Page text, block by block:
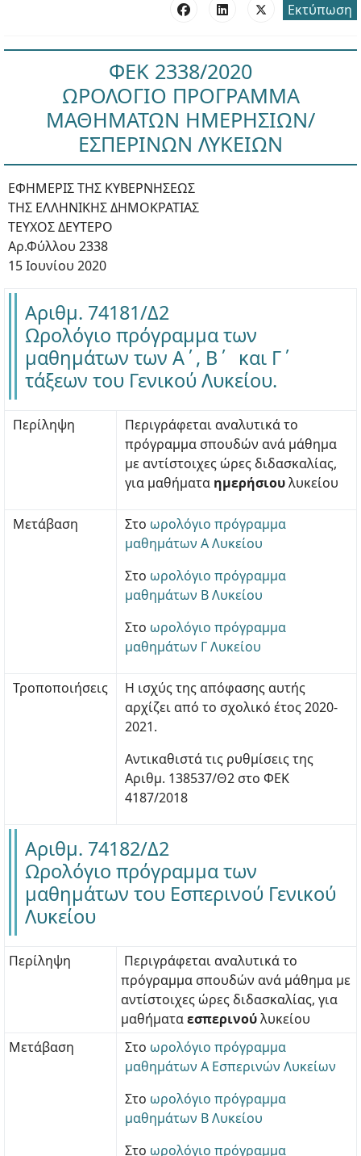
Εκτύπωση
ΦΕΚ 2338/2020
ΩΡΟΛΟΓΙΟ ΠΡΟΓΡΑΜΜΑ
ΜΑΘΗΜΑΤΩΝ ΗΜΕΡΗΣΙΩΝ/
ΕΣΠΕΡΙΝΩΝ ΛΥΚΕΙΩΝ
ΕΦΗΜΕΡΙΣ ΤΗΣ ΚΥΒΕΡΝΗΣΕΩΣ
ΤΗΣ ΕΛΛΗΝΙΚΗΣ ΔΗΜΟΚΡΑΤΙΑΣ
ΤΕΥΧΟΣ ΔΕΥΤΕΡΟ
Αρ.Φύλλου 2338
15 Ιουνίου 2020
Αριθμ. 74181/Δ2
Ωρολόγιο πρόγραμμα των
μαθημάτων των Α΄, Β΄ και Γ΄
τάξεων του Γενικού Λυκείου.
Περίληψη
Περιγράφεται αναλυτικά το
πρόγραμμα σπουδών ανά μάθημα
με αντίστοιχες ώρες διδασκαλίας,
για μαθήματα ημερήσιουλυκείου
Μετάβαση Στο ωρολόγιο πρόγραμμα
μαθημάτων Α Λυκείου
Στο ωρολόγιο πρόγραμμα
μαθημάτων Β Λυκείου
Στο ωρολόγιο πρόγραμμα
μαθημάτων Γ Λυκείου
Τροποποιήσεις
Η ισχύς της απόφασης αυτής
αρχίζει από το σχολικό έτος 2020-
2021.
Αντικαθιστά τις ρυθμίσεις της
Αριθμ. 138537/Θ2 στο ΦΕΚ
4187/2018
Αριθμ. 74182/Δ2
Ωρολόγιο πρόγραμμα των
μαθημάτων του Εσπερινού Γενικού
Λυκείου
Περίληψη
Περιγράφεται αναλυτικά το
πρόγραμμα σπουδών ανά μάθημα με
αντίστοιχες ώρες διδασκαλίας, για
μαθήματαεσπερινούλυκείου
Μετάβαση
Στο ωρολόγιο πρόγραμμα
μαθημάτων Α Εσπερινών Λυκείων
Στο ωρολόγιο πρόγραμμα
μαθημάτων Β Λυκείου
Στο ωρολόγιο πρόγραμμα